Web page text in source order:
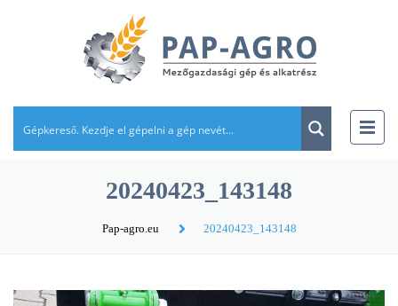
20240423_143148
Pap-agro.eu 20240423_143148